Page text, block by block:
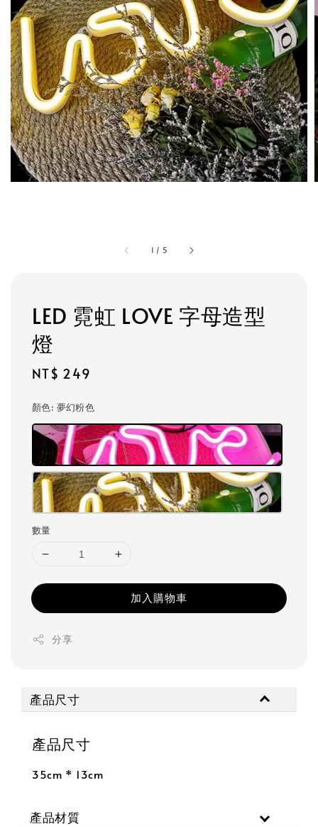
1 / 5
LED 霓虹 LOVE 字母造型
燈
Regular
NT$ 249
顏色: 夢幻粉色
數量
加入購物車
分享
產品尺寸
產品尺寸
35cm * 13cm
產品材質